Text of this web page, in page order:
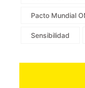
Pacto Mundial
Sensibilidad